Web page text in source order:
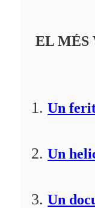
EL MÉS
Un
Un
Un